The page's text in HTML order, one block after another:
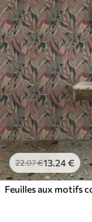
22.07€13.24€